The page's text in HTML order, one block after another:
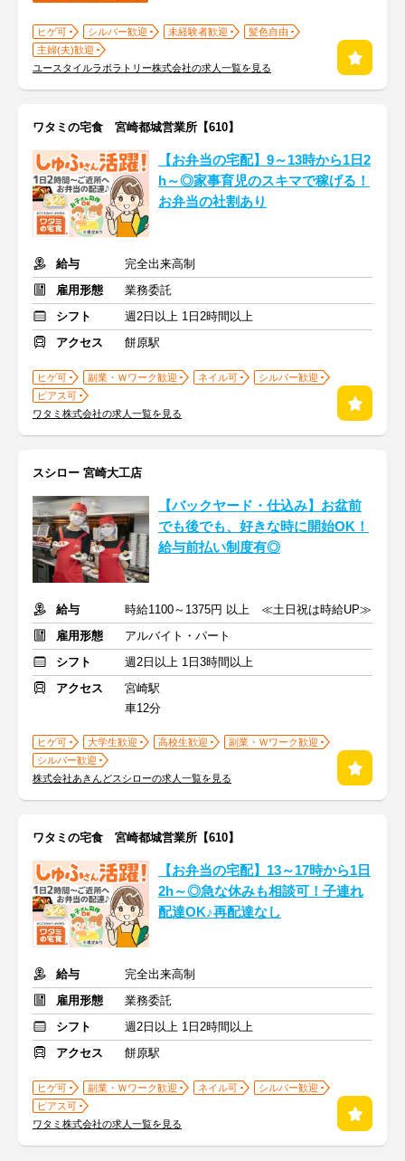
ヒゲ可 シルバー歓迎 未経験者歓迎
髪色自由
主婦(夫)歓迎
ユースタイルラボラトリー株式会社の求人一覧を見る
ワタミの宅食 宮崎都城営業所【610】
【お弁当の宅配】9～13時から1日2
h～◎家事育児のスキマで稼げる！
お弁当の社割あり
給与
完全出来高制
雇用形態
業務委託
シフト
週2日以上 1日2時間以上
アクセス
餅原駅
ヒゲ可 副業・Ｗワーク歓迎 ネイル可
シルバー歓迎
ピアス可
ワタミ株式会社の求人一覧を見る
スシロー 宮崎大工店
【バックヤード・仕込み】お盆前
でも後でも、好きな時に開始OK！
給与前払い制度有◎
給与
時給1100～1375円 以上 ≪土日祝は時給UP≫
雇用形態
アルバイト・パート
シフト
週2日以上 1日3時間以上
アクセス
宮崎駅
車12分
ヒゲ可 大学生歓迎 高校生歓迎
副業・Ｗワーク歓迎
シルバー歓迎
株式会社あきんどスシローの求人一覧を見る
ワタミの宅食 宮崎都城営業所【610】
【お弁当の宅配】13～17時から1日
2h～◎急な休みも相談可！子連れ
配達OK♪再配達なし
給与
完全出来高制
雇用形態
業務委託
シフト
週2日以上 1日2時間以上
アクセス
餅原駅
ヒゲ可 副業・Ｗワーク歓迎 ネイル可
シルバー歓迎
ピアス可
ワタミ株式会社の求人一覧を見る